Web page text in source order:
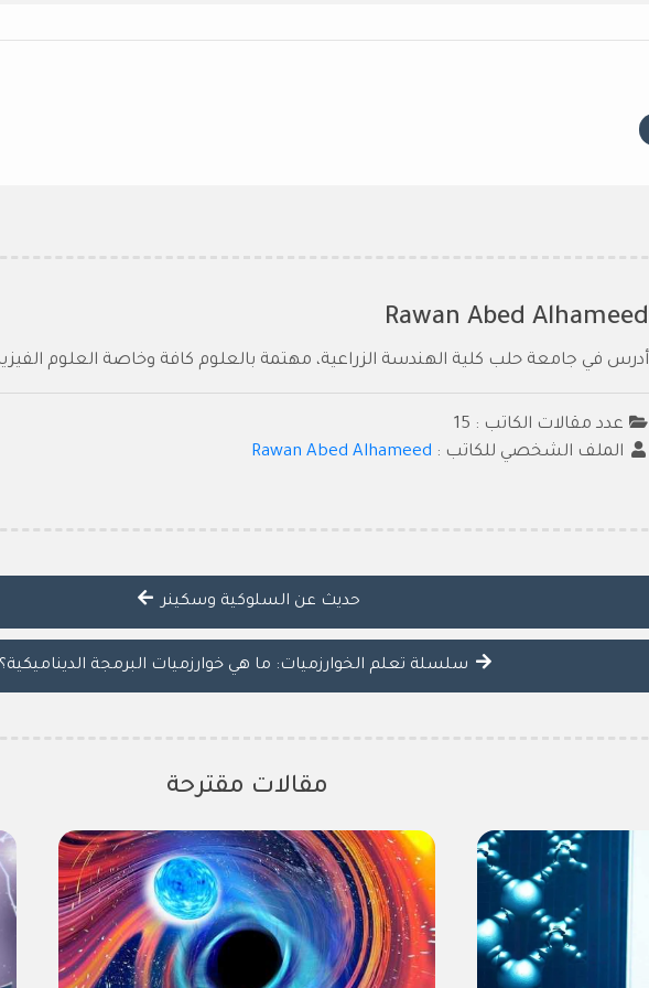
Rawan Abed Alhameed
أدرس في جامعة حلب كلية الهندسة الزراعية، مهتمة بالعلوم كافة وخاصة العلوم
عدد مقالات الكاتب : 15
الملف الشخصي للكاتب : Rawan Abed Alhameed
حديث عن السلوكية وسكينر
سلسلة تعلم الخوارزميات: ما هي خوارزميات البرمجة الديناميكية؟
مقالات مقترحة